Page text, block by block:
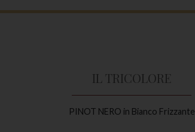
IL TRICOLORE
PINOT NERO in Bianco Frizzante